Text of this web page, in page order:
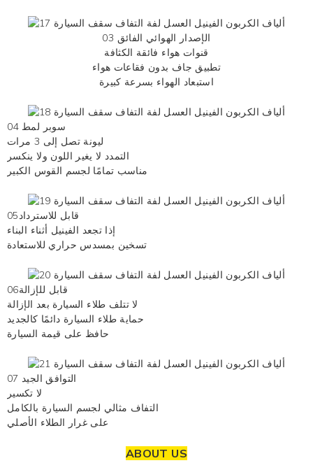
03 الإصدار الهوائي الفائق
قنوات هواء فائقة الكثافة
تطبيق جاف بدون فقاعات هواء
استبعاد الهواء بسرعة كبيرة
04 سوبر لمط
ليونة تصل إلى 3 مرات
التمدد لا يغير اللون ولا ينكسر
مناسب تمامًا لجسم القوس الكبير
قابل للاسترداد05
إذا تجعد الفينيل أثناء البناء
تسخين بمسدس حراري للاستعادة
قابل للإزالة06
لا تتلف طلاء السيارة بعد الإزالة
حماية طلاء السيارة دائمًا كالجديد
حافظ على قيمة السيارة
07 التوافق الجيد
لا تكسير
التفاف مثالي لجسم السيارة بالكامل
على غرار الطلاء الأصلي
ABOUT US